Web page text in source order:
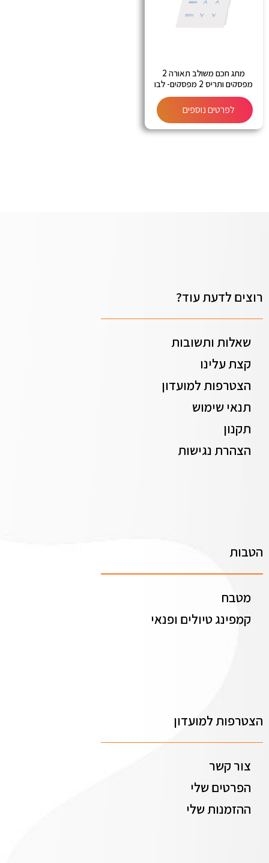
מתג חכם משולב תאורה 2
מפסקים ותריס 2 מפסקים- לבן
לפרטים נוספים
רוצים לדעת עוד?
שאלות ותשובות
קצת עלינו
הצטרפות למועדון
תנאי שימוש
תקנון
הצהרת נגישות
הטבות
מטבח
קמפינג טיולים ופנאי
הצטרפות למועדון
צור קשר
הפרטים שלי
ההזמנות שלי